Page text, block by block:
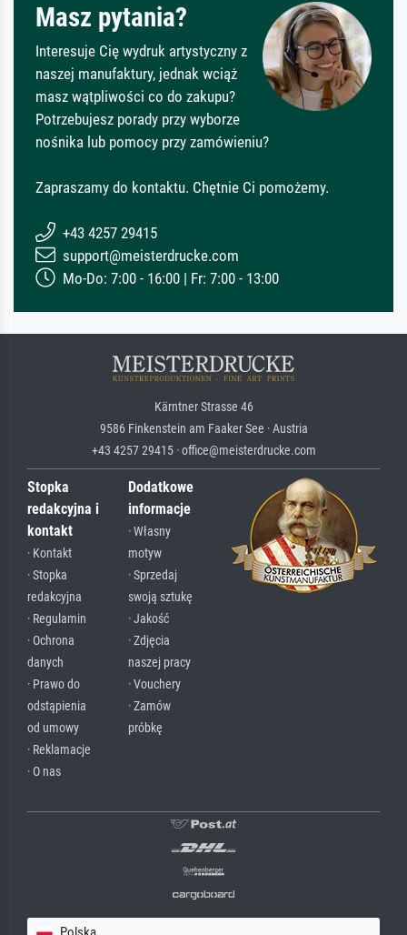
Masz pytania?
Interesuje Cię wydruk artystyczny z
naszej manufaktury, jednak wciąż
masz wątpliwości co do zakupu?
Potrzebujesz porady przy wyborze
nośnika lub pomocy przy zamówieniu?
Zapraszamy do kontaktu. Chętnie Ci pomożemy.
+43 4257 29415
support@meisterdrucke.com
Mo-Do: 7:00 - 16:00 | Fr: 7:00 - 13:00
Kärntner Strasse 46
9586 Finkenstein am Faaker See · Austria
+43 4257 29415 · office@meisterdrucke.com
Stopka
redakcyjna i
kontakt
· Kontakt
· Stopka
redakcyjna
· Regulamin
· Ochrona
danych
· Prawo do
odstąpienia
od umowy
· Reklamacje
· O nas
Dodatkowe
informacje
· Własny
motyw
· Sprzedaj
swoją sztukę
· Jakość
· Zdjęcia
naszej pracy
· Vouchery
· Zamów
próbkę